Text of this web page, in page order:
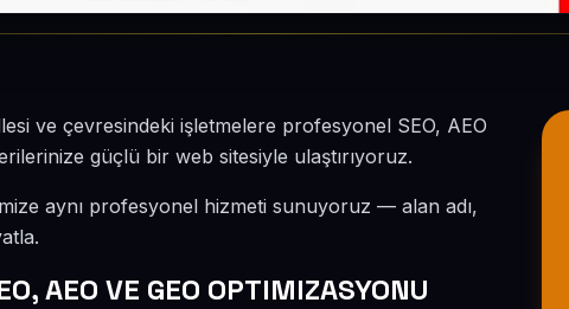
ve çevresindeki işletmelere profesyonel SEO, AEO
güçlü bir web sitesiyle ulaştırıyoruz.
aynı profesyonel hizmeti sunuyoruz — alan adı,
AEO VE GEO OPTIMIZASYONU